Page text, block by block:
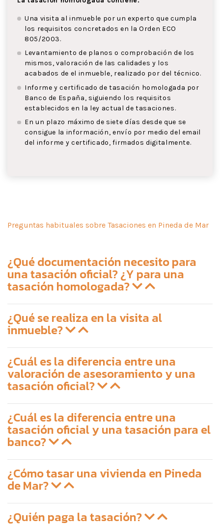
Una visita al inmueble por un experto que cumpla
los requisitos concretados en la Orden ECO
805/2003.
Levantamiento de planos o comprobación de los
mismos, valoración de las calidades y los
acabados de el inmueble, realizado por del técnico.
Informe y certificado de tasación homologada por
Banco de España, siguiendo los requisitos
establecidos en la ley actual de tasaciones.
En un plazo máximo de siete días desde que se
consigue la información, envío por medio del email
del informe y certificado, firmados digitalmente.
Preguntas habituales sobre Tasaciones en Pineda de Mar
¿Qué documentación necesito para
una tasación oficial? ¿Y para una
tasación homologada?
¿Qué se realiza en la visita al
inmueble?
¿Cuál es la diferencia entre una
valoración de asesoramiento y una
tasación oficial?
¿Cuál es la diferencia entre una
tasación oficial y una tasación para el
banco?
¿Cómo tasar una vivienda en Pineda
de Mar?
¿Quién paga la tasación?